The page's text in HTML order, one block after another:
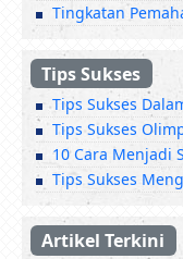
Tingkatan
Tips Sukses
Tips Sukses
Tips Sukses
10 Cara Menjadi
Tips Sukses
Artikel Terkini